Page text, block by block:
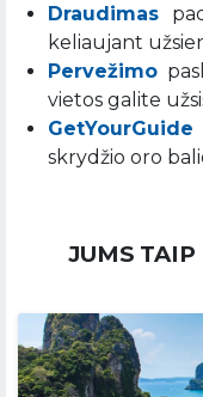
Draudimas
keliaujant
Pervežimo
vietos galite
GetYourGuide
skrydžio oro
JUMS